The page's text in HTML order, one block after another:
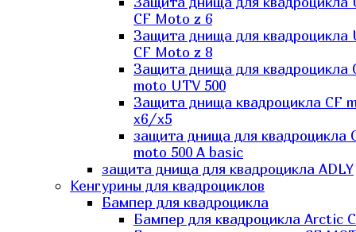
CF Moto z 6
Защита днища для квадроцикла
CF Moto z 8
Защита днища для квадроцикла
moto UTV 500
Защита днища квадроцикла СF
x6/x5
защита днища для квадроцикла
moto 500 A basic
защита днища для квадроцикла ADLY
Кенгурины для квадроциклов
Бампер для квадроцикла
Бампер для квадроцикла Arctic